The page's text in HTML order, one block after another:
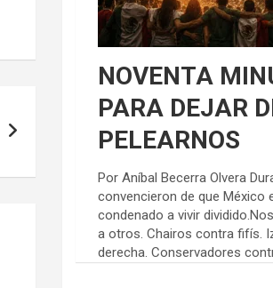
NOVENTA
PARA DEJAR
PELEARNOS
Por Aníbal Becerra Olvera
convencieron de que México
condenado a vivir
a otros. Chairos contra fifís.
derecha. Conservadores